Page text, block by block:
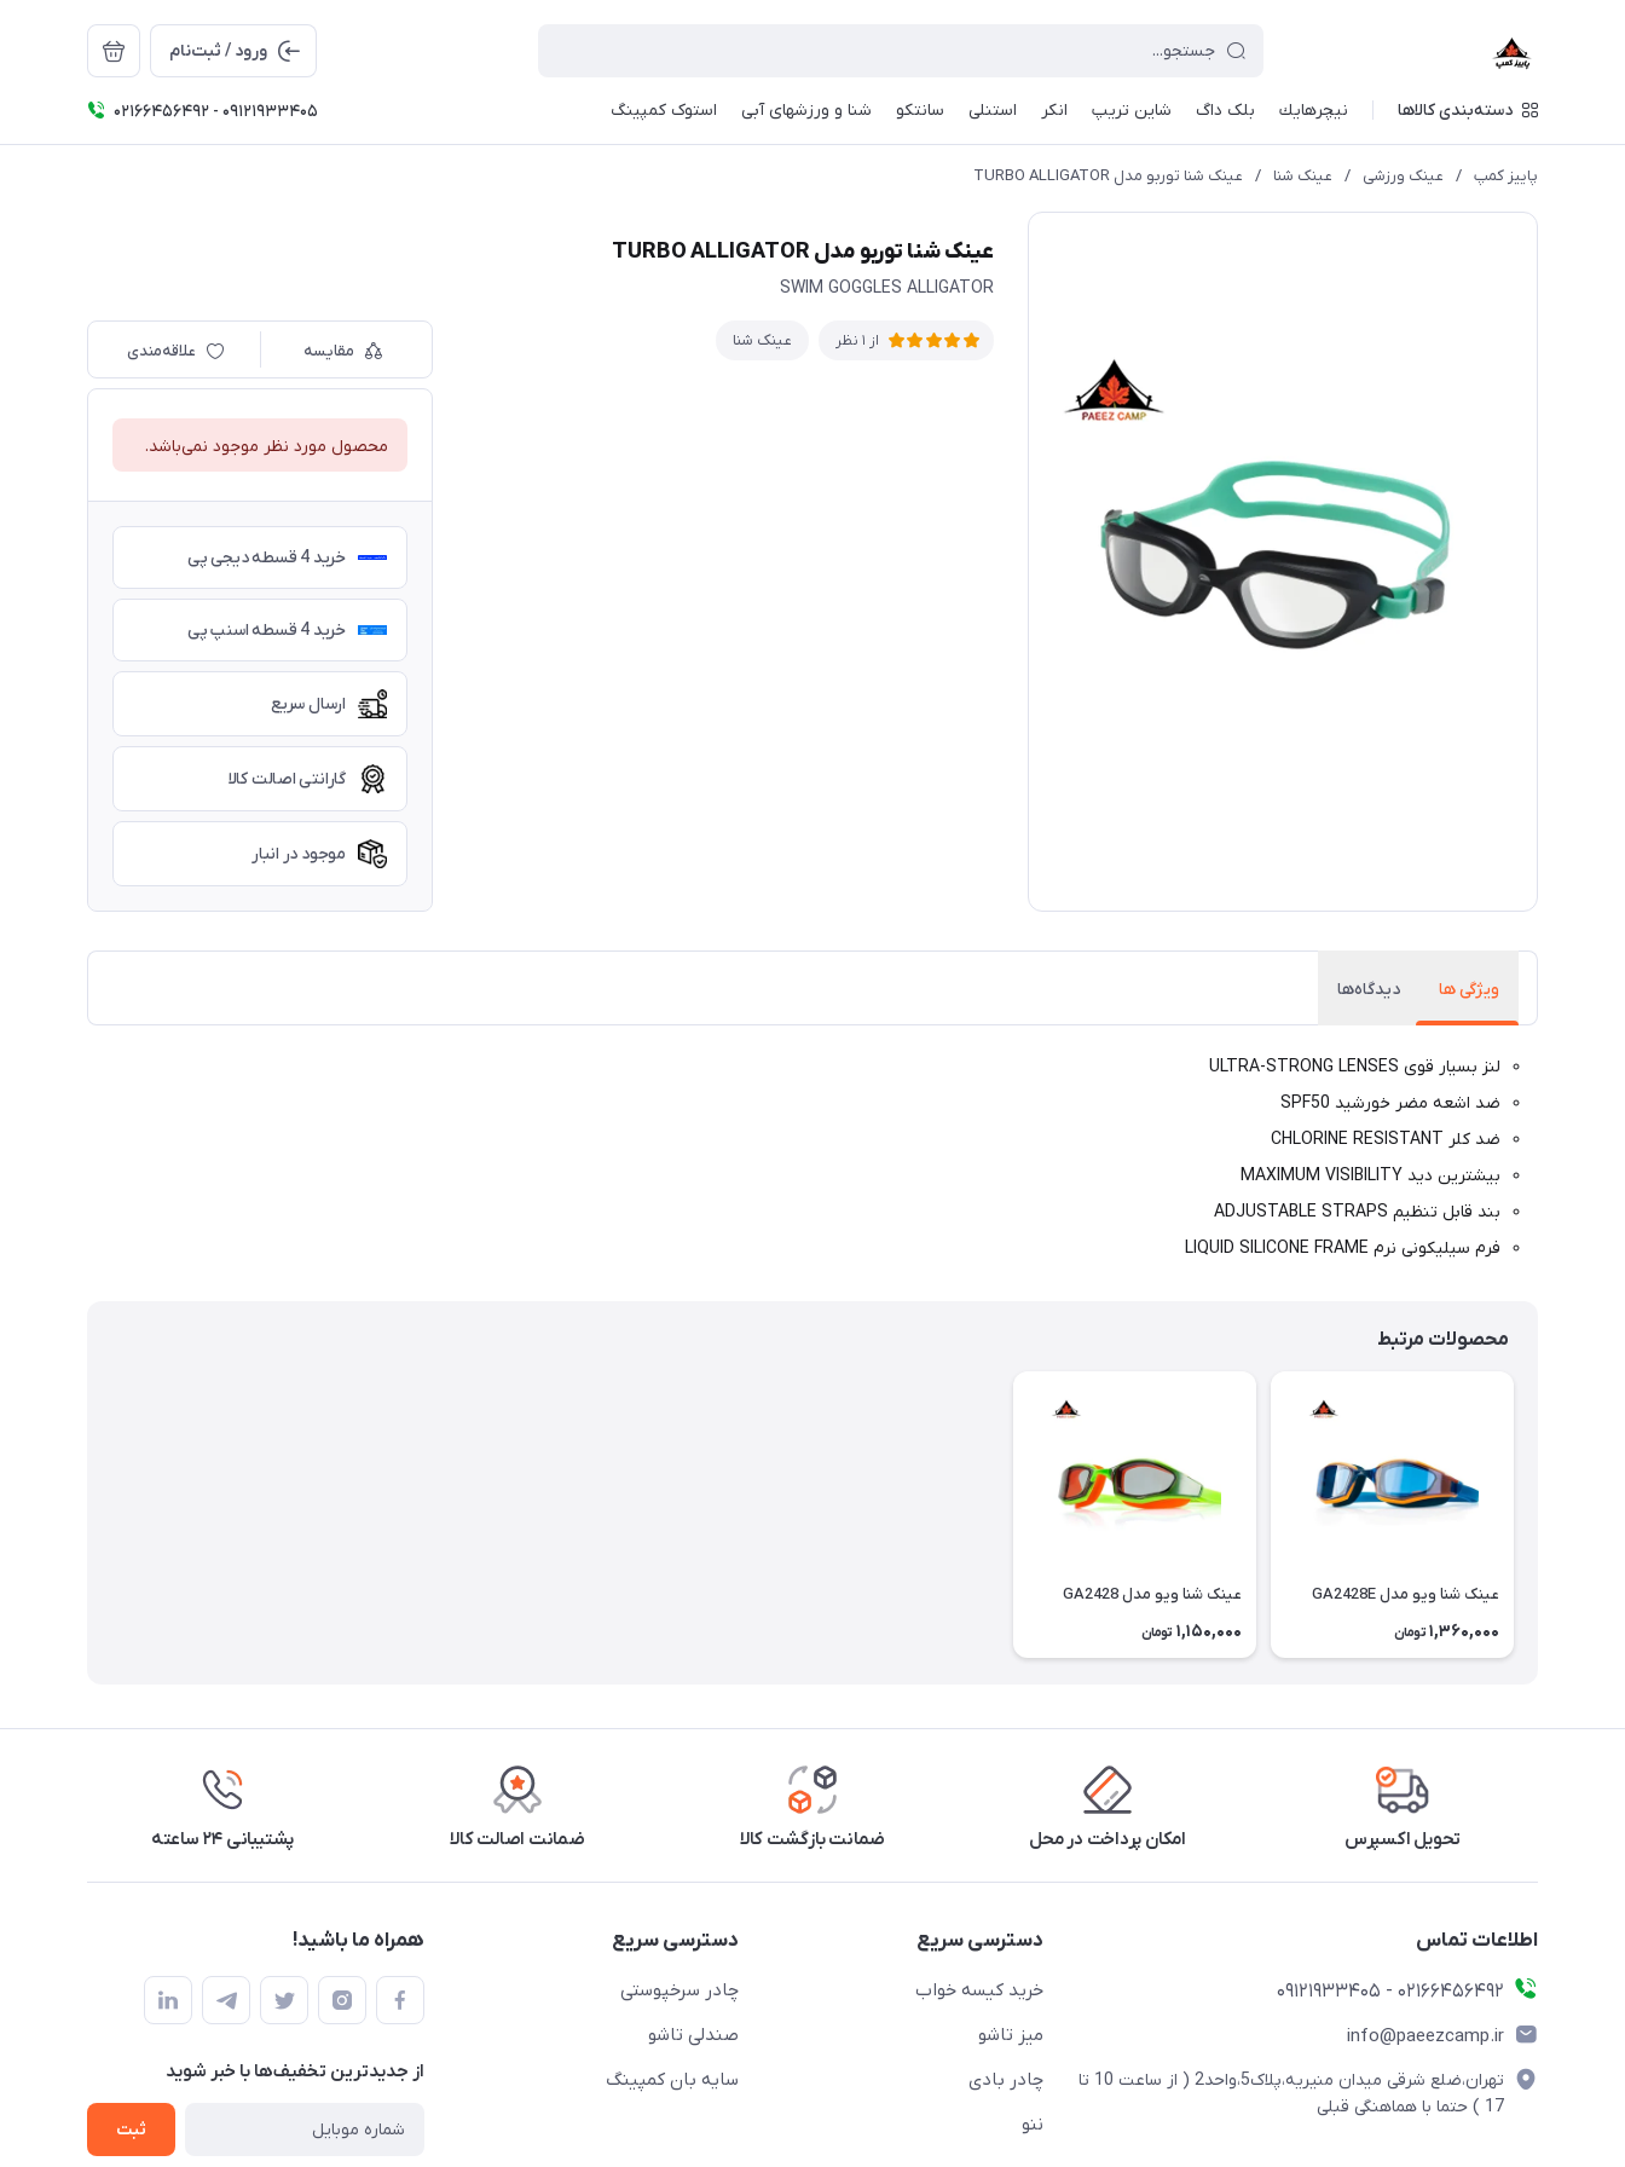
ورود / ثبت‌نام
دسته‌بندی کالاها نيچرهايك بلک داگ شاین تریپ انکر استنلی سانتکو شنا و ورزشهای آبی استوک کمپینگ 02166456492 - 09121933405
پاییز کمپ / عینک ورزشی / عینک شنا / عینک شنا توربو مدل TURBO ALLIGATOR
عینک شنا توربو مدل TURBO ALLIGATOR
SWIM GOGGLES ALLIGATOR
از 1 نظر عینک شنا
مقایسه علاقه‌مندی
محصول مورد نظر موجود نمی‌باشد.
خرید 4 قسطه دیجی پی
خرید 4 قسطه اسنپ پی
ارسال سریع
گارانتی اصالت کالا
موجود در انبار
ویژگی ها دیدگاه‌ها
لنز بسیار قوی ULTRA-STRONG LENSES
ضد اشعه مضر خورشید SPF50
ضد کلر CHLORINE RESISTANT
بیشترین دید MAXIMUM VISIBILITY
بند قابل تنظیم ADJUSTABLE STRAPS
فرم سیلیکونی نرم LIQUID SILICONE FRAME
محصولات مرتبط
عینک شنا ویو مدل GA2428E
1,360,000 تومان
عینک شنا ویو مدل GA2428
1,150,000 تومان
تحویل اکسپرس امکان پرداخت در محل ضمانت بازگشت کالا ضمانت اصالت کالا پشتیبانی ۲۴ ساعته
اطلاعات تماس
02166456492 - 09121933405
info@paeezcamp.ir
تهران،ضلع شرقی میدان منیریه،پلاک5،واحد2 ( از ساعت 10 تا
17 ) حتما با هماهنگی قبلی
دسترسی سریع
خرید کیسه خواب
میز تاشو
چادر بادی
ننو
دسترسی سریع
چادر سرخپوستی
صندلی تاشو
سایه بان کمپینگ
همراه ما باشید!
از جدید‌ترین تخفیف‌ها با‌ خبر شوید
ثبت